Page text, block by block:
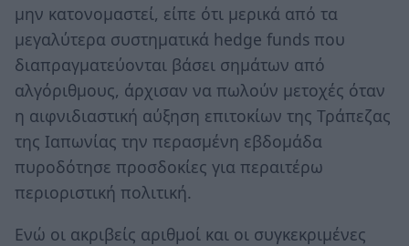
μην κατονομαστεί, είπε ότι μερικά από τα
μεγαλύτερα συστηματικά hedge funds που
διαπραγματεύονται βάσει σημάτων από
αλγόριθμους, άρχισαν να πωλούν μετοχές όταν
η αιφνιδιαστική αύξηση επιτοκίων της Τράπεζας
της Ιαπωνίας την περασμένη εβδομάδα
πυροδότησε προσδοκίες για περαιτέρω
περιοριστική πολιτική.
Ενώ οι ακριβείς αριθμοί και οι συγκεκριμένες